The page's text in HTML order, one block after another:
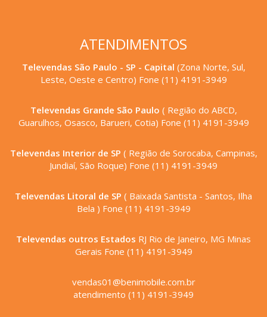
ATENDIMENTOS
Televendas São Paulo - SP - Capital (Zona Norte, Sul,
Leste, Oeste e Centro) Fone (11) 4191-3949
Televendas Grande São Paulo ( Região do ABCD,
Guarulhos, Osasco, Barueri, Cotia) Fone (11) 4191-3949
Televendas Interior de SP ( Região de Sorocaba, Campinas,
Jundiaí, São Roque) Fone (11) 4191-3949
Televendas Litoral de SP ( Baixada Santista - Santos, Ilha
Bela ) Fone (11) 4191-3949
Televendas outros Estados RJ Rio de Janeiro, MG Minas
Gerais Fone (11) 4191-3949
vendas01@benimobile.com.br
atendimento (11) 4191-3949